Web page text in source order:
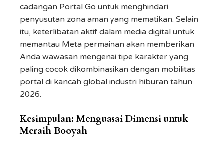
cadangan Portal Go untuk menghindari
penyusutan zona aman yang mematikan. Selain
itu, keterlibatan aktif dalam media digital untuk
memantau Meta permainan akan memberikan
Anda wawasan mengenai tipe karakter yang
paling cocok dikombinasikan dengan mobilitas
portal di kancah global industri hiburan tahun
2026.
Kesimpulan: Menguasai Dimensi untuk
Meraih Booyah